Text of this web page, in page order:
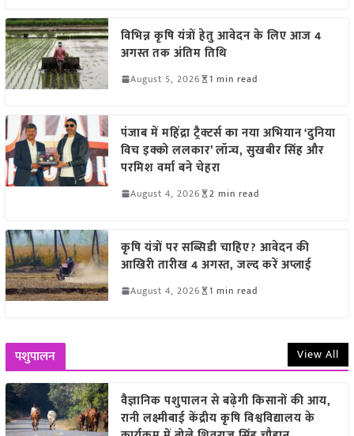
विभिन्न कृषि यंत्रों हेतु आवेदन के लिए आज 4
अगस्त तक अंतिम तिथि
August 5, 2026 1 min read
पंजाब में महिंद्रा ट्रैक्टर्स का नया अभियान ‘दुनिया
विच इक्को ललकार’ लॉन्च, सुखबीर सिंह और
परमिश वर्मा बने चेहरा
August 4, 2026 2 min read
कृषि यंत्रों पर सब्सिडी चाहिए? आवेदन की
आखिरी तारीख 4 अगस्त, जल्द करें अप्लाई
August 4, 2026 1 min read
पशुपालन View All
वैज्ञानिक पशुपालन से बढ़ेगी किसानों की आय,
रानी लक्ष्मीबाई केंद्रीय कृषि विश्वविद्यालय के